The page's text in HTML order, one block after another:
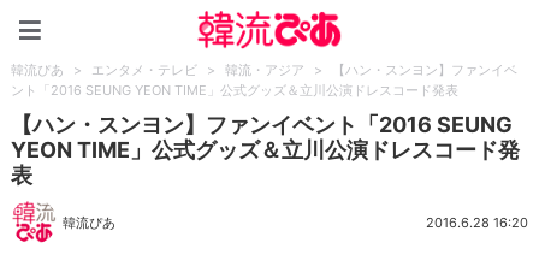
韓流ぴあ > エンタメ・テレビ > 韓流・アジア >
【ハン・スンヨン】ファンイベ
ント「2016 SEUNG YEON TIME」公式グッズ＆立川公演ドレスコード発表
【ハン・スンヨン】ファンイベント「2016 SEUNG
YEON TIME」公式グッズ＆立川公演ドレスコード発
表
韓流ぴあ 2016.6.28 16:20